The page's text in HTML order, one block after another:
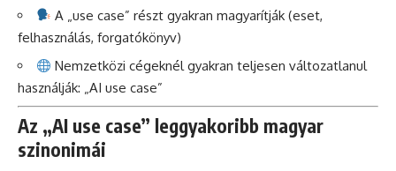
A „use case” részt gyakran magyarítják (eset,
felhasználás, forgatókönyv)
Nemzetközi cégeknél gyakran teljesen változatlanul
használják: „AI use case”
Az „AI use case” leggyakoribb magyar
szinonimái